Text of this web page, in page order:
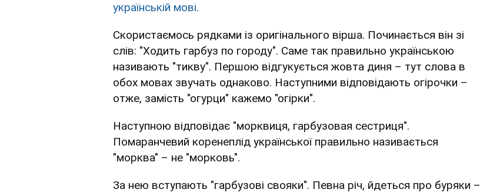
українській мові.
Скористаємось рядками із оригінального вірша. Починається він зі
слів: "Ходить гарбуз по городу". Саме так правильно українською
називають "тикву". Першою відгукується жовта диня – тут слова в
обох мовах звучать однаково. Наступними відповідають огірочки –
отже, замість "огурци" кажемо "огірки".
Наступною відповідає "морквиця, гарбузовая сестриця".
Помаранчевий коренеплід української правильно називається
"морква" – не "морковь".
За нею вступають "гарбузові свояки". Певна річ, йдеться про буряки –